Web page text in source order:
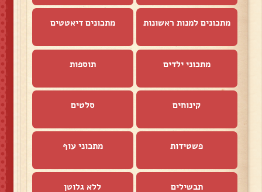
מתכונים למנות ראשונות מתכונים דיאטטים
מתכוני ילדים תוספות
קינוחים סלטים
פשטידות מתכוני עוף
תבשילים ללא גלוטן